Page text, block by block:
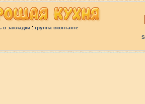
в закладки: группа вконтакте